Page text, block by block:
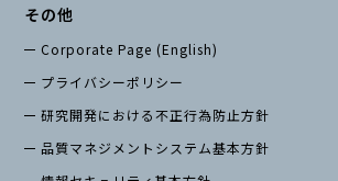
その他
Corporate Page (English)
プライバシーポリシー
研究開発における不正行為防止方針
品質マネジメントシステム基本方針